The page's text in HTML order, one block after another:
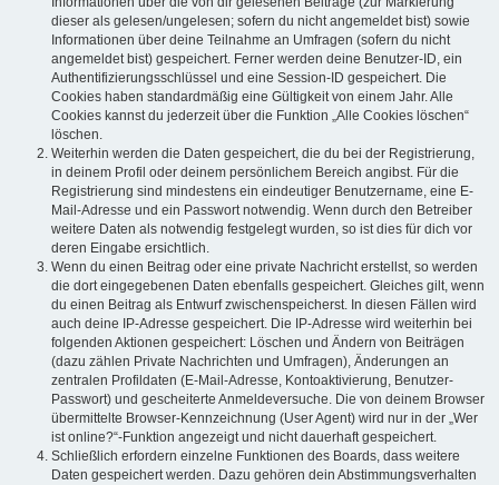
dieser als gelesen/ungelesen; sofern du nicht angemeldet bist) sowie
Informationen über deine Teilnahme an Umfragen (sofern du nicht
angemeldet bist) gespeichert. Ferner werden deine Benutzer-ID, ein
Authentifizierungsschlüssel und eine Session-ID gespeichert. Die
Cookies haben standardmäßig eine Gültigkeit von einem Jahr. Alle
Cookies kannst du jederzeit über die Funktion „Alle Cookies löschen“
löschen.
Weiterhin werden die Daten gespeichert, die du bei der Registrierung,
in deinem Profil oder deinem persönlichem Bereich angibst. Für die
Registrierung sind mindestens ein eindeutiger Benutzername, eine E-
Mail-Adresse und ein Passwort notwendig. Wenn durch den Betreiber
weitere Daten als notwendig festgelegt wurden, so ist dies für dich vor
deren Eingabe ersichtlich.
Wenn du einen Beitrag oder eine private Nachricht erstellst, so werden
die dort eingegebenen Daten ebenfalls gespeichert. Gleiches gilt, wenn
du einen Beitrag als Entwurf zwischenspeicherst. In diesen Fällen wird
auch deine IP-Adresse gespeichert. Die IP-Adresse wird weiterhin bei
folgenden Aktionen gespeichert: Löschen und Ändern von Beiträgen
(dazu zählen Private Nachrichten und Umfragen), Änderungen an
zentralen Profildaten (E-Mail-Adresse, Kontoaktivierung, Benutzer-
Passwort) und gescheiterte Anmeldeversuche. Die von deinem Browser
übermittelte Browser-Kennzeichnung (User Agent) wird nur in der „Wer
ist online?“-Funktion angezeigt und nicht dauerhaft gespeichert.
Schließlich erfordern einzelne Funktionen des Boards, dass weitere
Daten gespeichert werden. Dazu gehören dein Abstimmungsverhalten